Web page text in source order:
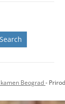
Beograd-